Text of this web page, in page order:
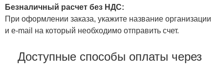
Безналичный расчет без НДС:
При оформлении заказа, укажите название организации
и e-mail на который необходимо отправить счет.
Доступные способы оплаты через